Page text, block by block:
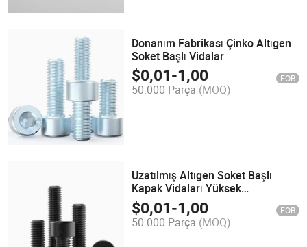
Donanım Fabrikası Çinko Altıgen
Soket Başlı Vidalar
$0,01-1,00 FOB
50.000 Parça (MOQ)
Uzatılmış Altıgen Soket Başlı
Kapak Vidaları Yüksek
Mukavemetli Cıvatalar
$0,01-1,00 FOB
50.000 Parça (MOQ)